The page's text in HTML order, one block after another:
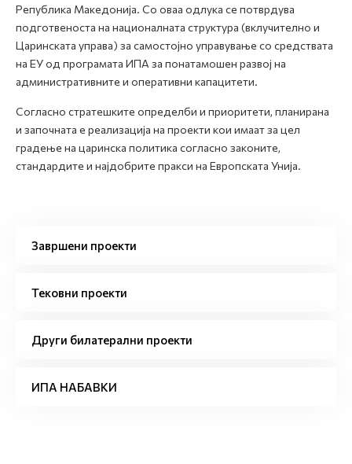
Република Македонија. Со оваа одлука се потврдува
подготвеноста на националната структура (вклучително и
Царинската управа) за самостојно управување со средствата
на ЕУ од програмата ИПА за понатамошен развој на
административните и оперативни капацитети.
Согласно стратешките определби и приоритети, планирана
и започната е реализација на проекти кои имаат за цел
градење на царинска политика согласно законите,
стандардите и најдобрите пракси на Европската Унија.
Завршени проекти
Тековни проекти
Други билатерални проекти
ИПА НАБАВКИ